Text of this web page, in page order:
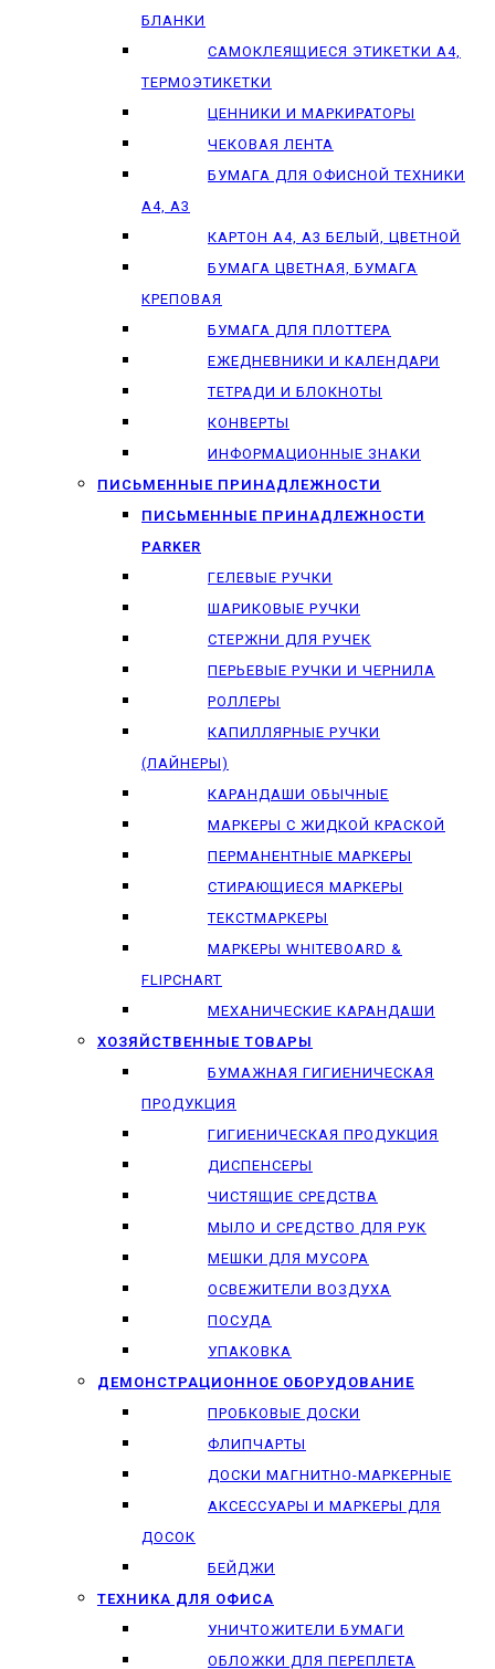
БЛАНКИ
САМОКЛЕЯЩИЕСЯ ЭТИКЕТКИ А4,
ТЕРМОЭТИКЕТКИ
ЦЕННИКИ И МАРКИРАТОРЫ
ЧЕКОВАЯ ЛЕНТА
БУМАГА ДЛЯ ОФИСНОЙ ТЕХНИКИ
А4, А3
КАРТОН А4, А3 БЕЛЫЙ, ЦВЕТНОЙ
БУМАГА ЦВЕТНАЯ, БУМАГА
КРЕПОВАЯ
БУМАГА ДЛЯ ПЛОТТЕРА
ЕЖЕДНЕВНИКИ И КАЛЕНДАРИ
ТЕТРАДИ И БЛОКНОТЫ
КОНВЕРТЫ
ИНФОРМАЦИОННЫЕ ЗНАКИ
ПИСЬМЕННЫЕ ПРИНАДЛЕЖНОСТИ
ПИСЬМЕННЫЕ ПРИНАДЛЕЖНОСТИ
PARKER
ГЕЛЕВЫЕ РУЧКИ
ШАРИКОВЫЕ РУЧКИ
СТЕРЖНИ ДЛЯ РУЧЕК
ПЕРЬЕВЫЕ РУЧКИ И ЧЕРНИЛА
РОЛЛЕРЫ
КАПИЛЛЯРНЫЕ РУЧКИ
(ЛАЙНЕРЫ)
КАРАНДАШИ ОБЫЧНЫЕ
МАРКЕРЫ C ЖИДКОЙ КРАСКОЙ
ПЕРМАНЕНТНЫЕ МАРКЕРЫ
СТИРАЮЩИЕСЯ МАРКЕРЫ
ТЕКСТМАРКЕРЫ
МАРКЕРЫ WHITEBOARD &
FLIPCHART
МЕХАНИЧЕСКИЕ КАРАНДАШИ
ХОЗЯЙСТВЕННЫЕ ТОВАРЫ
БУМАЖНАЯ ГИГИЕНИЧЕСКАЯ
ПРОДУКЦИЯ
ГИГИЕНИЧЕСКАЯ ПРОДУКЦИЯ
ДИСПЕНСЕРЫ
ЧИСТЯЩИЕ СРЕДСТВА
МЫЛО И СРЕДСТВО ДЛЯ РУК
МЕШКИ ДЛЯ МУСОРА
ОСВЕЖИТЕЛИ ВОЗДУХА
ПОСУДА
УПАКОВКА
ДЕМОНСТРАЦИОННОЕ ОБОРУДОВАНИЕ
ПРОБКОВЫЕ ДОСКИ
ФЛИПЧАРТЫ
ДОСКИ МАГНИТНО-МАРКЕРНЫЕ
АКСЕССУАРЫ И МАРКЕРЫ ДЛЯ
ДОСОК
БЕЙДЖИ
ТЕХНИКА ДЛЯ ОФИСА
УНИЧТОЖИТЕЛИ БУМАГИ
ОБЛОЖКИ ДЛЯ ПЕРЕПЛЕТА